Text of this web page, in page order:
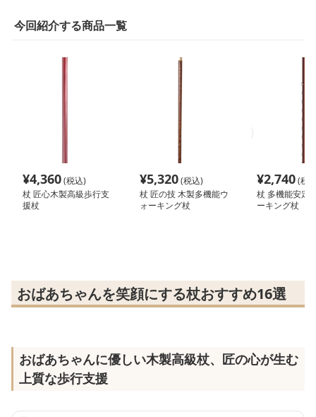
今回紹介する商品一覧
¥4,360(税込)
杖 匠心木製高級歩行支
援杖
¥5,320(税込)
杖 匠の技 木製多機能ウ
ォーキング杖
¥2,740(税
杖 多機能安定
ーキング杖
おばあちゃんを笑顔にする杖おすすめ16選
おばあちゃんに優しい木製高級杖、匠の心が生む
上質な歩行支援